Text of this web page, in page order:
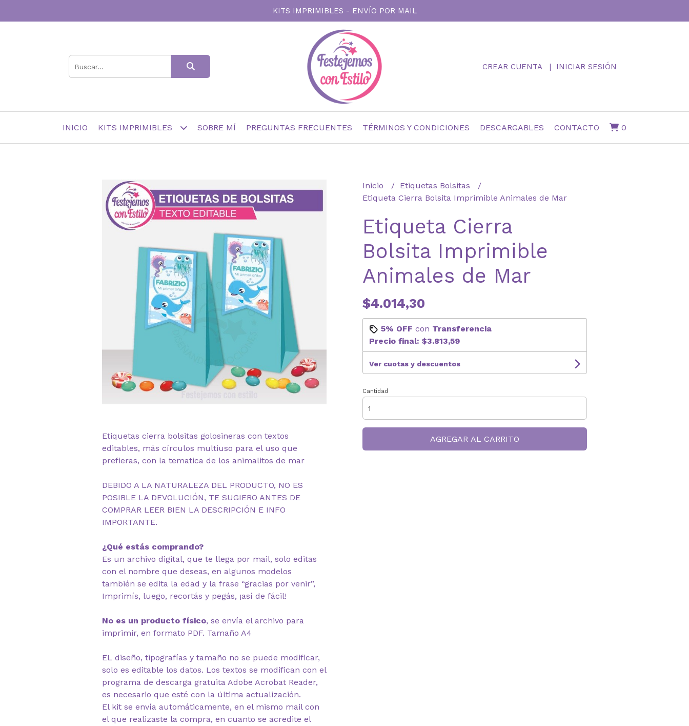
KITS IMPRIMIBLES - ENVÍO POR MAIL
CREAR CUENTA INICIAR SESIÓN
INICIO KITS IMPRIMIBLES SOBRE MÍ PREGUNTAS FRECUENTES TÉRMINOS Y CONDICIONES DESCARGABLES CONTACTO 0
Etiquetas cierra bolsitas golosineras con textos
editables, más círculos multiuso para el uso que
prefieras, con la tematica de los animalitos de mar
DEBIDO A LA NATURALEZA DEL PRODUCTO, NO ES
POSIBLE LA DEVOLUCIÓN, TE SUGIERO ANTES DE
COMPRAR LEER BIEN LA DESCRIPCIÓN E INFO
IMPORTANTE.
¿Qué estás comprando?
Es un archivo digital, que te llega por mail, solo editas
con el nombre que deseas, en algunos modelos
también se edita la edad y la frase “gracias por venir”,
Imprimís, luego, recortás y pegás, ¡así de fácil!
No es un producto físico, se envía el archivo para
imprimir, en formato PDF. Tamaño A4
EL diseño, tipografías y tamaño no se puede modificar,
solo es editable los datos. Los textos se modifican con el
programa de descarga gratuita Adobe Acrobat Reader,
es necesario que esté con la última actualización.
El kit se envía automáticamente, en el mismo mail con
el que realizaste la compra, en cuanto se acredite el
Inicio
Etiquetas Bolsitas
Etiqueta Cierra Bolsita Imprimible Animales de Mar
Etiqueta Cierra
Bolsita Imprimible
Animales de Mar
$4.014,30
5% OFF con Transferencia
Precio final: $3.813,59
Ver cuotas y descuentos
Cantidad
AGREGAR AL CARRITO